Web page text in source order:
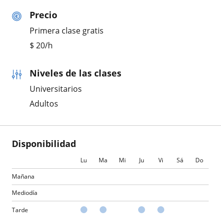
Precio
Primera clase gratis
$ 20/h
Niveles de las clases
Universitarios
Adultos
Disponibilidad
Lu Ma Mi Ju Vi Sá
Do
Mañana
Mediodía
Tarde